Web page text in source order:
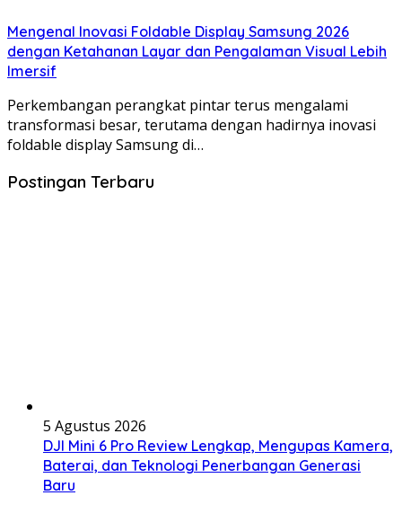
Mengenal Inovasi Foldable Display Samsung 2026
dengan Ketahanan Layar dan Pengalaman Visual Lebih
Imersif
Perkembangan perangkat pintar terus mengalami
transformasi besar, terutama dengan hadirnya inovasi
foldable display Samsung di…
Postingan Terbaru
5 Agustus 2026
DJI Mini 6 Pro Review Lengkap, Mengupas Kamera,
Baterai, dan Teknologi Penerbangan Generasi
Baru